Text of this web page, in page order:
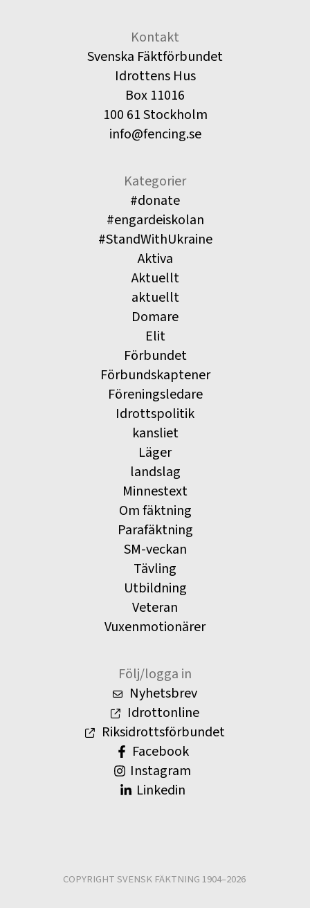
Kontakt
Svenska Fäktförbundet
Idrottens Hus
Box 11016
100 61 Stockholm
info@fencing.se
Kategorier
#donate
#engardeiskolan
#StandWithUkraine
Aktiva
Aktuellt
aktuellt
Domare
Elit
Förbundet
Förbundskaptener
Föreningsledare
Idrottspolitik
kansliet
Läger
landslag
Minnestext
Om fäktning
Parafäktning
SM-veckan
Tävling
Utbildning
Veteran
Vuxenmotionärer
Följ/logga in
Nyhetsbrev
Idrottonline
Riksidrottsförbundet
Facebook
Instagram
Linkedin
COPYRIGHT SVENSK FÄKTNING 1904–2026